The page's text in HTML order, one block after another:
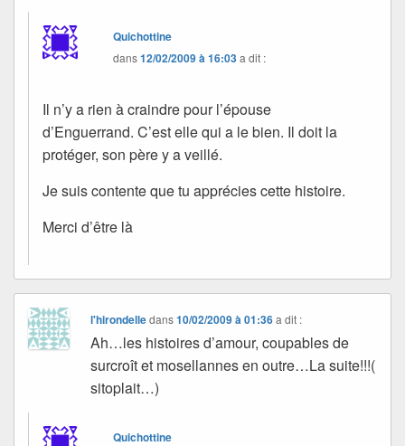
Quichottine
dans12/02/2009 à 16:03a dit :
Il n’y a rien à craindre pour l’épouse
d’Enguerrand. C’est elle qui a le bien. Il doit la
protéger, son père y a veillé.
Je suis contente que tu apprécies cette histoire.
Merci d’être là
l'hirondelledans10/02/2009 à 01:36 a dit :
Ah…les histoires d’amour, coupables de
surcroît et mosellannes en outre…La suite!!!(
sitoplait…)
Quichottine